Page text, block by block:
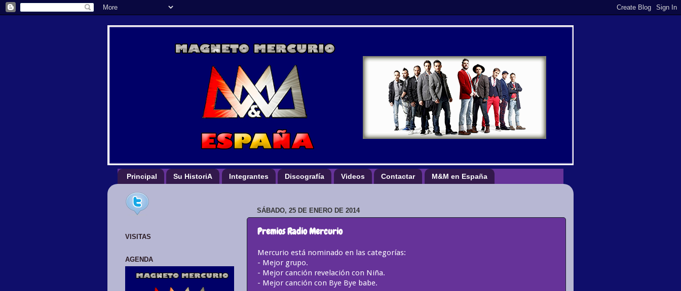
Principal Su HistoriA Integrantes Discografía Videos Contactar M&M en España
SÁBADO, 25 DE ENERO DE 2014
Premios Radio Mercurio
Mercurio está nominado en las categorías:
- Mejor grupo.
- Mejor canción revelación con Niña.
- Mejor canción con Bye Bye babe.
VISITAS
AGENDA